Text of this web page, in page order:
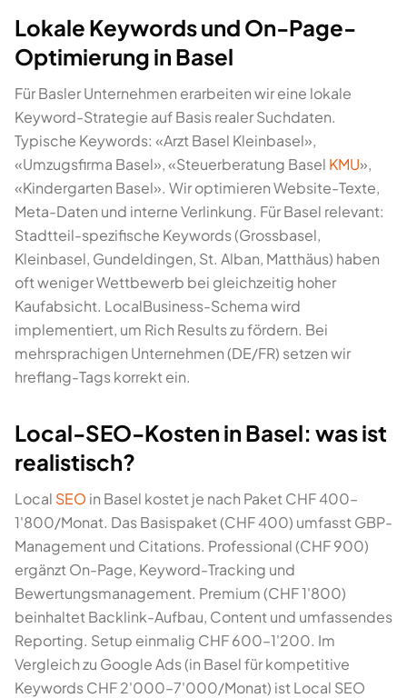
Lokale Keywords und On-Page-
Optimierung in Basel
Für Basler Unternehmen erarbeiten wir eine lokale
Keyword-Strategie auf Basis realer Suchdaten.
Typische Keywords: «Arzt Basel Kleinbasel»,
«Umzugsfirma Basel», «Steuerberatung Basel KMU»,
«Kindergarten Basel». Wir optimieren Website-Texte,
Meta-Daten und interne Verlinkung. Für Basel relevant:
Stadtteil-spezifische Keywords (Grossbasel,
Kleinbasel, Gundeldingen, St. Alban, Matthäus) haben
oft weniger Wettbewerb bei gleichzeitig hoher
Kaufabsicht. LocalBusiness-Schema wird
implementiert, um Rich Results zu fördern. Bei
mehrsprachigen Unternehmen (DE/FR) setzen wir
hreflang-Tags korrekt ein.
Local-SEO-Kosten in Basel: was ist
realistisch?
Local SEO in Basel kostet je nach Paket CHF 400–
1'800/Monat. Das Basispaket (CHF 400) umfasst GBP-
Management und Citations. Professional (CHF 900)
ergänzt On-Page, Keyword-Tracking und
Bewertungsmanagement. Premium (CHF 1'800)
beinhaltet Backlink-Aufbau, Content und umfassendes
Reporting. Setup einmalig CHF 600–1'200. Im
Vergleich zu Google Ads (in Basel für kompetitive
Keywords CHF 2'000–7'000/Monat) ist Local SEO